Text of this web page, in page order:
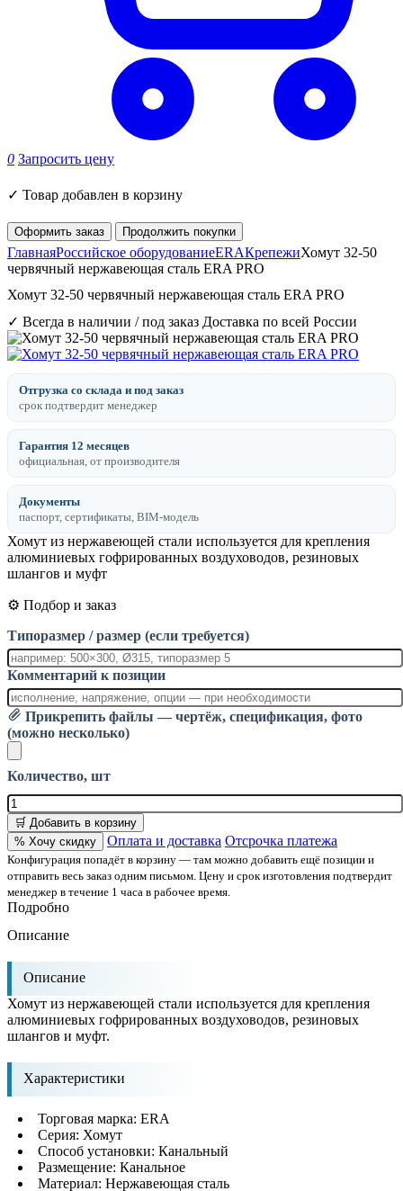
0 Запросить цену
✓ Товар добавлен в корзину
Оформить заказ Продолжить покупки
ГлавнаяРоссийское оборудованиеERAКрепежиХомут 32-50
червячный нержавеющая сталь ERA PRO
Хомут 32-50 червячный нержавеющая сталь ERA PRO
✓ Всегда в наличии / под заказ Доставка по всей России
Отгрузка со склада и под заказ
срок подтвердит менеджер
Гарантия 12 месяцев
официальная, от производителя
Документы
паспорт, сертификаты, BIM-модель
Хомут из нержавеющей стали используется для крепления
алюминиевых гофрированных воздуховодов, резиновых
шлангов и муфт
⚙️ Подбор и заказ
Типоразмер / размер (если требуется)
Комментарий к позиции
Прикрепить файлы — чертёж, спецификация, фото
(можно несколько)
Количество, шт
🛒 Добавить в корзину
% Хочу скидку
Оплата и доставка Отсрочка платежа
Конфигурация попадёт в корзину — там можно добавить ещё позиции и
отправить весь заказ одним письмом. Цену и срок изготовления подтвердит
менеджер в течение 1 часа в рабочее время.
Подробно
Описание
Описание
Хомут из нержавеющей стали используется для крепления
алюминиевых гофрированных воздуховодов, резиновых
шлангов и муфт.
Характеристики
Торговая марка: ERA
Серия: Хомут
Способ установки: Канальный
Размещение: Канальное
Материал: Нержавеющая сталь